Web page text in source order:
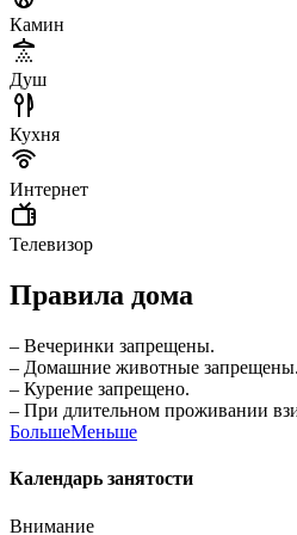
Камин
Душ
Кухня
Интернет
Телевизор
Правила дома
– Вечеринки запрещены.
– Домашние животные запрещены.
– Курение запрещено.
– При длительном проживании
БольшеМеньше
Календарь занятости
Внимание